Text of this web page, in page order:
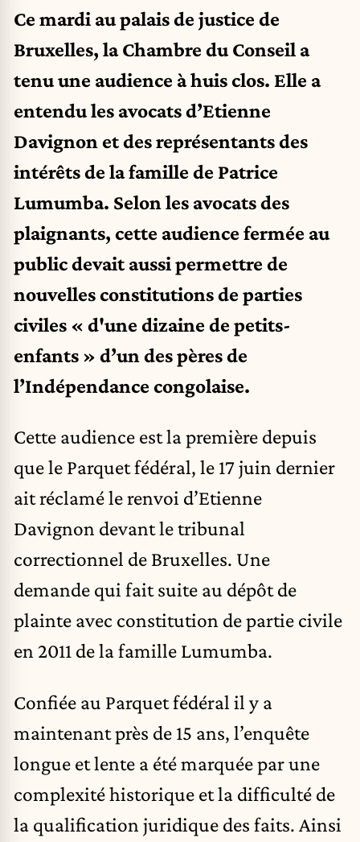
Ce mardi au palais de justice de
Bruxelles, la Chambre du Conseil a
tenu une audience à huis clos. Elle a
entendu les avocats d’Etienne
Davignon et des représentants des
intérêts de la famille de Patrice
Lumumba. Selon les avocats des
plaignants, cette audience fermée au
public devait aussi permettre de
nouvelles constitutions de parties
civiles « d'une dizaine de petits-
enfants » d’un des pères de
l’Indépendance congolaise.
Cette audience est la première depuis
que le Parquet fédéral, le 17 juin dernier
ait réclamé le renvoi d’Etienne
Davignon devant le tribunal
correctionnel de Bruxelles. Une
demande qui fait suite au dépôt de
plainte avec constitution de partie civile
en 2011 de la famille Lumumba.
Confiée au Parquet fédéral il y a
maintenant près de 15 ans, l’enquête
longue et lente a été marquée par une
complexité historique et la difficulté de
la qualification juridique des faits. Ainsi